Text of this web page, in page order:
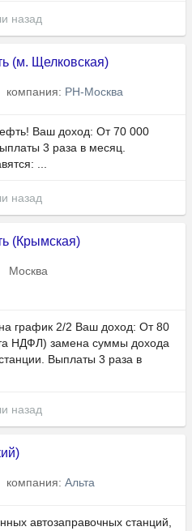
назад
(м. Щелковская)
компания: РН-Москва
Ваш доход: От 70 000
3 раза в месяц.
...
назад
(Крымская)
Москва
график 2/2 Ваш доход: От 80
НДФЛ) замена суммы дохода
Выплаты 3 раза в
назад
компания: Альта
автозаправочных станций,